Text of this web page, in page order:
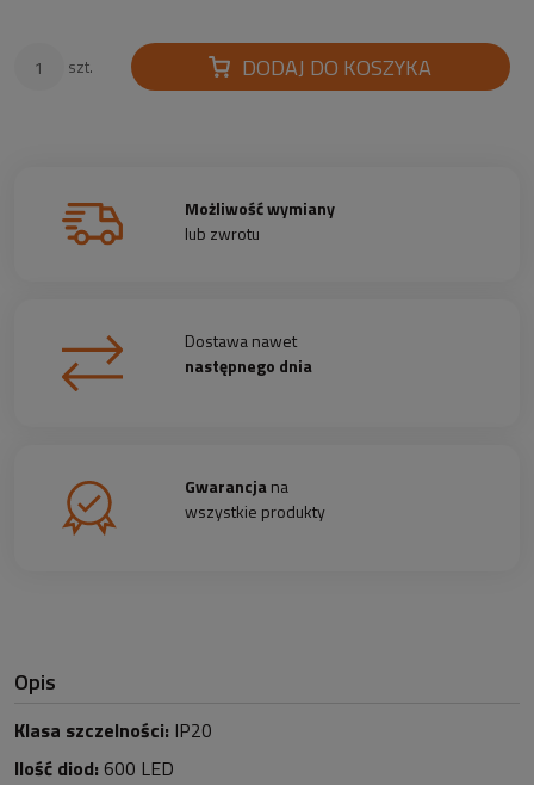
szt. DODAJ DO KOSZYKA
Możliwość wymiany
lub zwrotu
Dostawa nawet
następnego dnia
Gwarancjana
wszystkie produkty
Opis
Klasa szczelności: IP20
Ilość diod: 600 LED